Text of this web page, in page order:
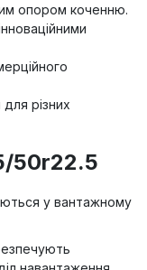
опором коченню.
для різних
50r22.5
у вантажному